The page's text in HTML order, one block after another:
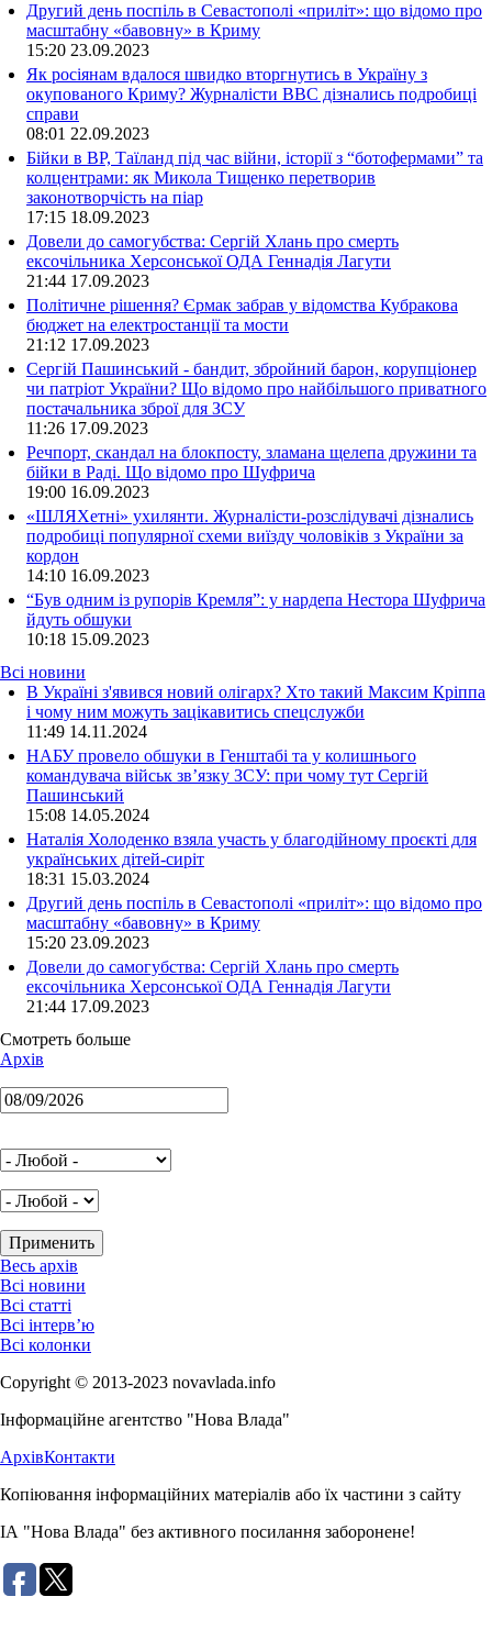
Другий день поспіль в Севастополі «приліт»: що відомо про
масштабну «бавовну» в Криму
15:20 23.09.2023
Як росіянам вдалося швидко вторгнутись в Україну з
окупованого Криму? Журналісти ВВС дізнались подробиці
справи
08:01 22.09.2023
Бійки в ВР, Таїланд під час війни, історії з “ботофермами” та
колцентрами: як Микола Тищенко перетворив
законотворчість на піар
17:15 18.09.2023
Довели до самогубства: Сергій Хлань про смерть
ексочільника Херсонської ОДА Геннадія Лагути
21:44 17.09.2023
Політичне рішення? Єрмак забрав у відомства Кубракова
бюджет на електростанції та мости
21:12 17.09.2023
Сергій Пашинський - бандит, збройний барон, корупціонер
чи патріот України? Що відомо про найбільшого приватного
постачальника зброї для ЗСУ
11:26 17.09.2023
Речпорт, скандал на блокпосту, зламана щелепа дружини та
бійки в Раді. Що відомо про Шуфрича
19:00 16.09.2023
«ШЛЯХетні» ухилянти. Журналісти-розслідувачі дізнались
подробиці популярної схеми виїзду чоловіків з України за
кордон
14:10 16.09.2023
“Був одним із рупорів Кремля”: у нардепа Нестора Шуфрича
йдуть обшуки
10:18 15.09.2023
Всі новини
В Україні з'явився новий олігарх? Хто такий Максим Кріппа
і чому ним можуть зацікавитись спецслужби
11:49 14.11.2024
НАБУ провело обшуки в Генштабі та у колишнього
командувача військ зв’язку ЗСУ: при чому тут Сергій
Пашинський
15:08 14.05.2024
Наталія Холоденко взяла участь у благодійному проєкті для
українських дітей-сиріт
18:31 15.03.2024
Другий день поспіль в Севастополі «приліт»: що відомо про
масштабну «бавовну» в Криму
15:20 23.09.2023
Довели до самогубства: Сергій Хлань про смерть
ексочільника Херсонської ОДА Геннадія Лагути
21:44 17.09.2023
Смотреть больше
Архів
Весь архів
Всі новини
Всі статті
Всі інтерв’ю
Всі колонки
Copyright © 2013-2023 novavlada.info
Інформаційне агентство "Нова Влада"
АрхівКонтакти
Копіювання інформаційних матеріалів або їх частини з сайту
ІА "Нова Влада" без активного посилання заборонене!